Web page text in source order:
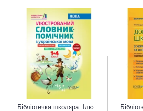
Бібліотечка школяра. Ілюстрований словник-помічник з української мови. 1-4 класи. КДН013